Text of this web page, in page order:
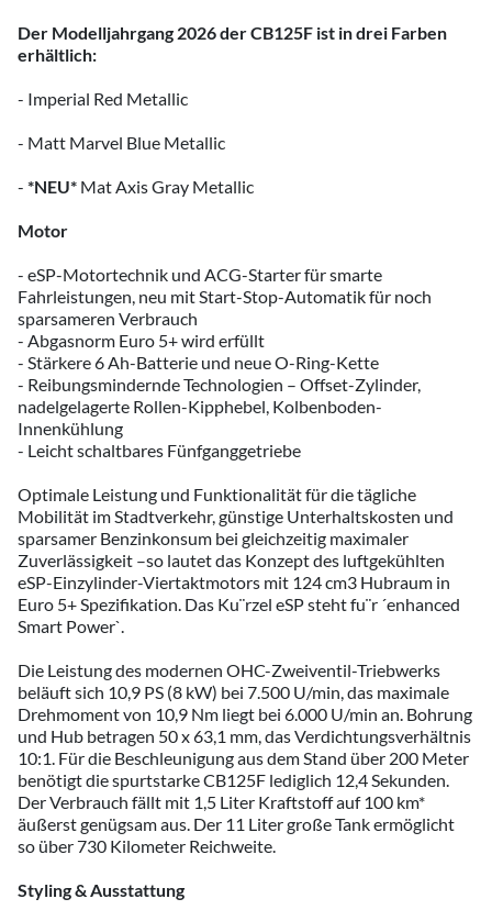
Der Modelljahrgang 2026 der CB125F ist in drei Farben
erhältlich:
- Imperial Red Metallic
- Matt Marvel Blue Metallic
- *NEU* Mat Axis Gray Metallic
Motor
- eSP-­Motortechnik und ACG-Starter für smarte
Fahrleistungen, neu mit Start-Stop-Automatik für noch
sparsameren Verbrauch
- Abgasnorm Euro 5+ wird erfüllt
- Stärkere 6 Ah-Batterie und neue O-Ring-Kette
- Reibungsmindernde Technologien – Offset-Zylinder,
nadelgelagerte Rollen-­Kipphebel, Kolbenboden-
Innenkühlung
- Leicht schaltbares Fünfganggetriebe
Optimale Leistung und Funktionalität für die tägliche
Mobilität im Stadtverkehr, günstige Unterhaltskosten und
sparsamer Benzinkonsum bei gleichzeitig maximaler
Zuverlässigkeit –so lautet das Konzept des luftgekühlten
eSP­-Einzylinder­-Viertaktmotors mit 124 cm3 Hubraum in
Euro 5+ ­Spezifikation. Das Ku¨rzel eSP steht fu¨r ´enhanced
Smart Power`.
Die Leistung des modernen OHC­-Zweiventil-­Triebwerks
beläuft sich 10,9 PS (8 kW) bei 7.500 U/min, das maximale
Drehmoment von 10,9 Nm liegt bei 6.000 U/min an. Bohrung
und Hub betragen 50 x 63,1 mm, das Verdichtungsverhältnis
10:1. Für die Beschleunigung aus dem Stand über 200 Meter
benötigt die spurtstarke CB125F lediglich 12,4 Sekunden.
Der Verbrauch fällt mit 1,5 Liter Kraftstoff auf 100 km*
äußerst genügsam aus. Der 11 Liter große Tank ermöglicht
so über 730 Kilometer Reichweite.
Styling & Ausstattung